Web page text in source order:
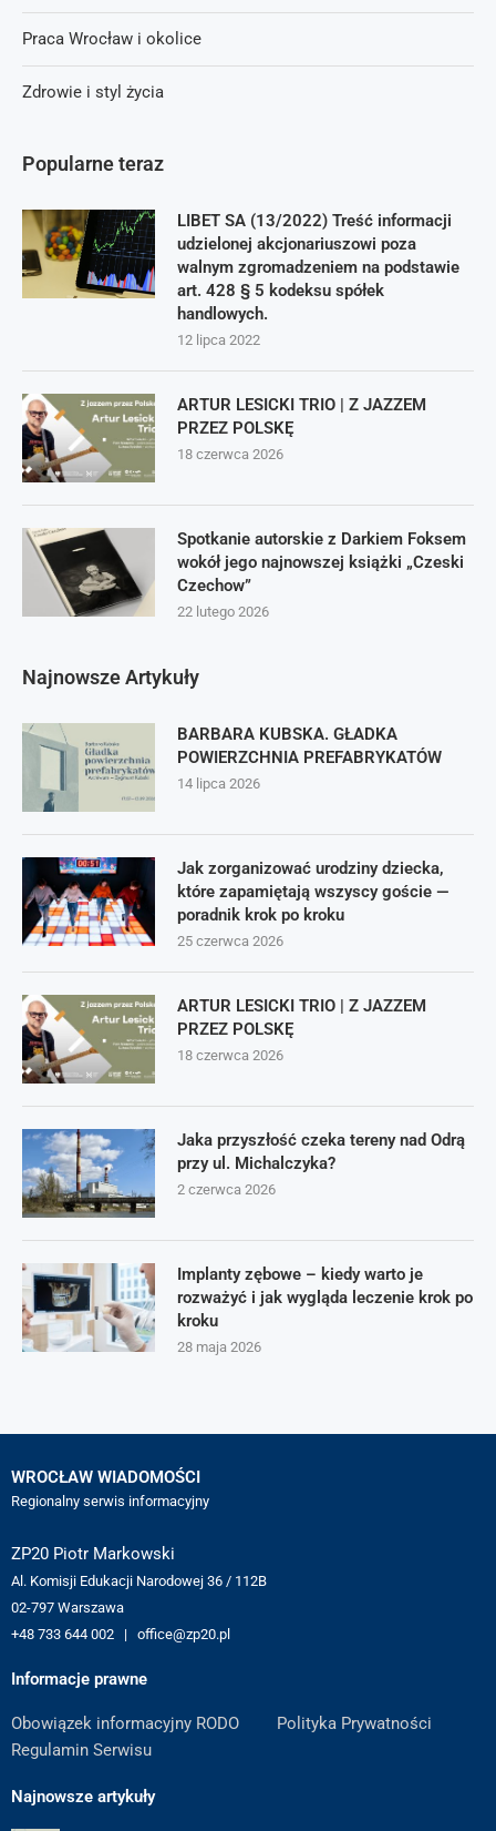
Popularne teraz
LIBET SA (13/2022) Treść informacji
udzielonej akcjonariuszowi poza
walnym zgromadzeniem na podstawie
art. 428 § 5 kodeksu spółek
handlowych.
12 lipca 2022
ARTUR LESICKI TRIO | Z JAZZEM
PRZEZ POLSKĘ
18 czerwca 2026
Spotkanie autorskie z Darkiem Foksem
wokół jego najnowszej książki „Czeski
Czechow”
22 lutego 2026
Najnowsze Artykuły
BARBARA KUBSKA. GŁADKA
POWIERZCHNIA PREFABRYKATÓW
14 lipca 2026
Jak zorganizować urodziny dziecka,
które zapamiętają wszyscy goście —
poradnik krok po kroku
25 czerwca 2026
ARTUR LESICKI TRIO | Z JAZZEM
PRZEZ POLSKĘ
18 czerwca 2026
Jaka przyszłość czeka tereny nad Odrą
przy ul. Michalczyka?
2 czerwca 2026
Implanty zębowe – kiedy warto je
rozważyć i jak wygląda leczenie krok po
kroku
28 maja 2026
Praca Wrocław i okolice
Zdrowie i styl życia
WROCŁAW WIADOMOŚCI
Regionalny serwis informacyjny
ZP20 Piotr Markowski
Al. Komisji Edukacji Narodowej 36 / 112B
02-797 Warszawa
+48 733 644 002 | office@zp20.pl
Informacje prawne
Obowiązek informacyjny RODO
Polityka Prywatności
Regulamin Serwisu
Najnowsze artykuły